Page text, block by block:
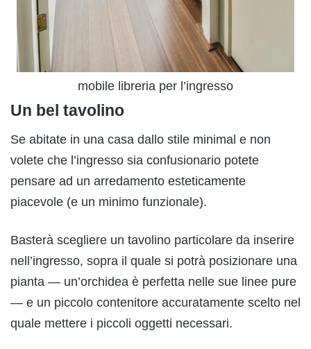
mobile libreria per l’ingresso
Un bel tavolino
Se abitate in una casa dallo stile minimal e non
volete che l’ingresso sia confusionario potete
pensare ad un arredamento esteticamente
piacevole (e un minimo funzionale).
Basterà scegliere un tavolino particolare da inserire
nell’ingresso, sopra il quale si potrà posizionare una
pianta — un’orchidea è perfetta nelle sue linee pure
— e un piccolo contenitore accuratamente scelto nel
quale mettere i piccoli oggetti necessari.